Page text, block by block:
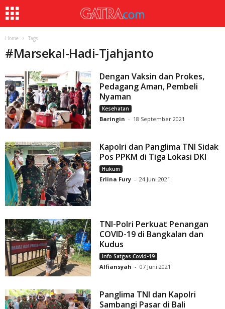
Home Tags
#Marsekal-Hadi-Tjahjanto
Dengan Vaksin dan Prokes,
Pedagang Aman, Pembeli
Nyaman
Kesehatan
Baringin - 18 September 2021
Kapolri dan Panglima TNI Sidak
Pos PPKM di Tiga Lokasi DKI
Hukum
Erlina Fury - 24 Juni 2021
TNI-Polri Perkuat Penangan
COVID-19 di Bangkalan dan
Kudus
Info Satgas Covid-19
Alfiansyah - 07 Juni 2021
Panglima TNI dan Kapolri
Sambangi Pasar di Bali